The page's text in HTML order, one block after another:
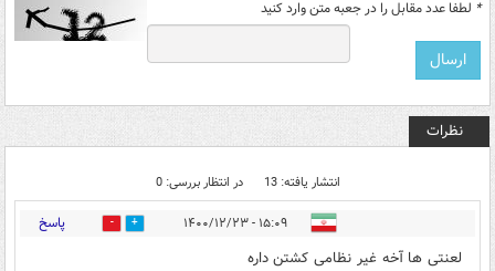
* لطفا عدد مقابل را در جعبه متن وارد کنید
نظرات
انتشار یافته: 13 در انتظار بررسی: 0
۱۵:۰۹ - ۱۴۰۰/۱۲/۲۳ 34 پاسخ
لعنتی ها آخه غیر نظامی کشتن داره